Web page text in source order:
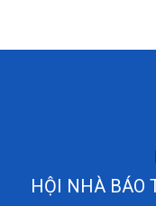
HỘI NHÀ BÁO